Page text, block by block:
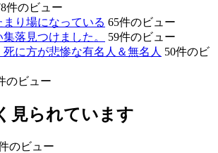
件のビュー
り場になっている 65件のビュー
落見つけました。
59件のビュー
死に方が悲惨な有名人＆無名人 50件のビ
のビュー
見られています
のビュー